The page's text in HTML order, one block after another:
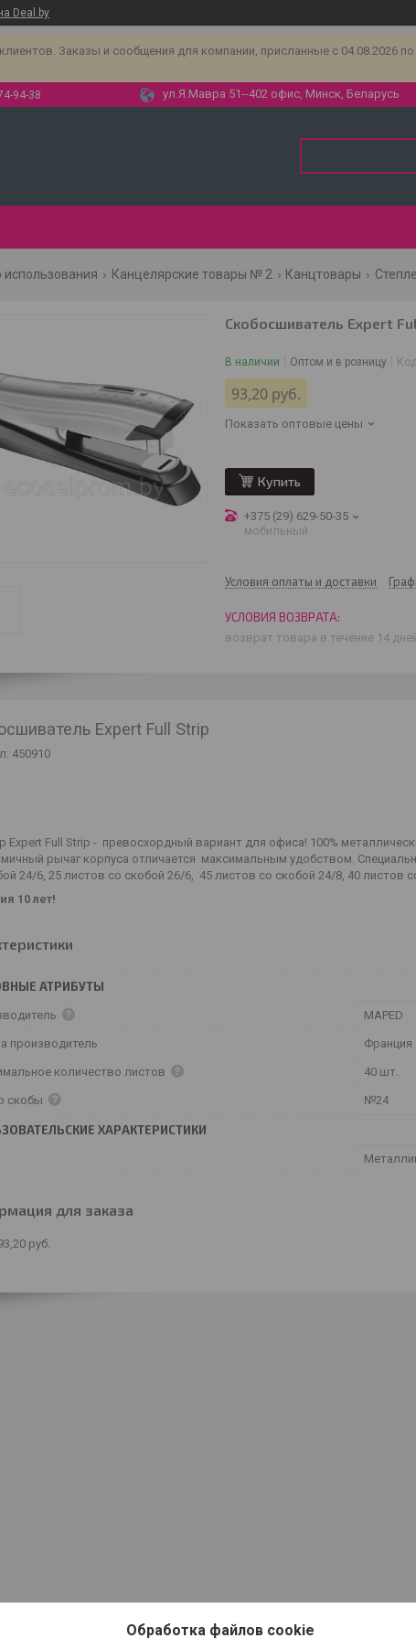
Deal.by
Заказы и сообщения для компании, присланные с 04.08.2026
94-38 ул.Я.Мавра 51--402 офис, Минск, Беларусь
Канцелярские товары № 2 Канцтовары
Скобосшиватель Expert
В наличии Оптом и в розницу
93,20 руб.
Показать оптовые цены
Купить
+375 (29) 629-50-35
мобильный
Условия оплаты и доставки
возврат товара в течение 14
Expert Full Strip
450910
Expert Full Strip - превосхордный вариант для офиса! 100%
рычаг корпуса отличается максимальным удобством.
24/6, 25 листов со скобой 26/6, 45 листов со скобой 24/8, 40 листов
10 лет!
АТРИБУТЫ
MAPED
производитель Франция
количество листов 40 шт.
скобы №24
ХАРАКТЕРИСТИКИ
для заказа
руб.
Обработка файлов cookie